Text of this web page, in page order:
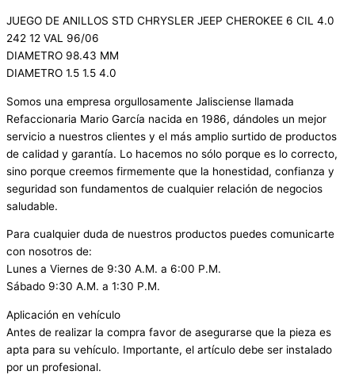
JUEGO DE ANILLOS STD CHRYSLER JEEP CHEROKEE 6 CIL 4.0
242 12 VAL 96/06
DIAMETRO 98.43 MM
DIAMETRO 1.5 1.5 4.0
Somos una empresa orgullosamente Jalisciense llamada
Refaccionaria Mario García nacida en 1986, dándoles un mejor
servicio a nuestros clientes y el más amplio surtido de productos
de calidad y garantía. Lo hacemos no sólo porque es lo correcto,
sino porque creemos firmemente que la honestidad, confianza y
seguridad son fundamentos de cualquier relación de negocios
saludable.
Para cualquier duda de nuestros productos puedes comunicarte
con nosotros de:
Lunes a Viernes de 9:30 A.M. a 6:00 P.M.
Sábado 9:30 A.M. a 1:30 P.M.
Aplicación en vehículo
Antes de realizar la compra favor de asegurarse que la pieza es
apta para su vehículo. Importante, el artículo debe ser instalado
por un profesional.